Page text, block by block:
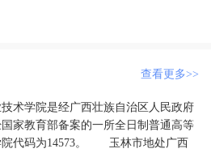
查看更多>>
学院是经广西壮族自治区人民政府
家教育部备案的一所全日制普通高等
院代码为14573。 玉林市地处广西